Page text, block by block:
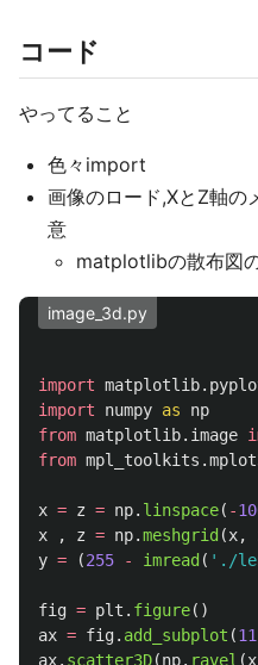
コード
やってること
色々import
画像のロード,XとZ軸の
意
matplotlibの散布図
image_3d.py
import
import
numpy as
np
from matplotlib.image
from
x = z = np. linspace( -
x
, z = np.meshgrid (x,
y = (255 - imread ( ' ./
fig = plt . figure()
ax = fig. add_subplot (
ax. scatter3D(np. ravel (x